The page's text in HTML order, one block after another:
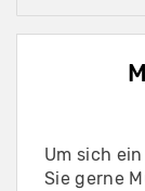
Um sich
Sie gerne